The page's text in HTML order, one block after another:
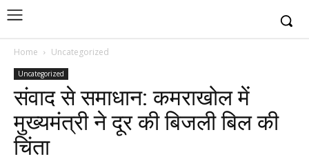
Home Uncategorized
Uncategorized
संवाद से समाधान: कमराखोल में
मुख्यमंत्री ने दूर की बिजली बिल की
चिंता